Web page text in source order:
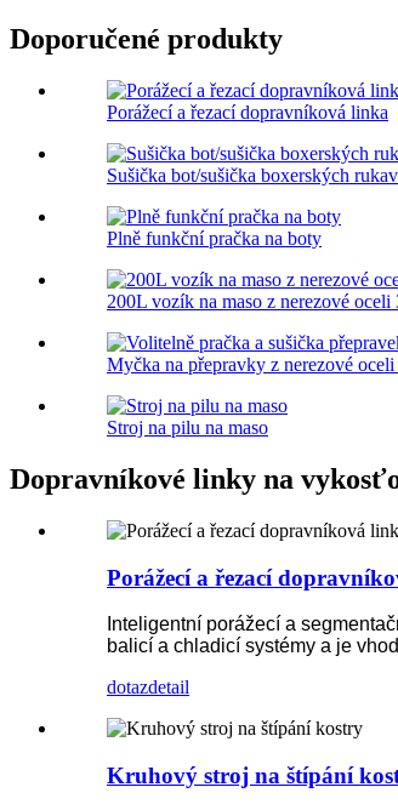
Doporučené produkty
Porážecí a řezací dopravníková linka
Sušička bot/sušička boxerských
Plně funkční pračka na boty
200L vozík na maso z nerezové oceli
Myčka na přepravky z nerezové
Stroj na pilu na maso
Dopravníkové linky na
Porážecí a řezací
Inteligentní porážecí a
balicí a chladicí systémy a je
dotazdetail
Kruhový stroj na štípání